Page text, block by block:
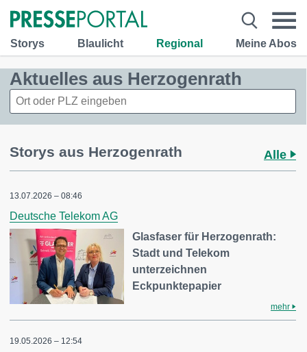
Storys Blaulicht Regional Meine Abos
Aktuelles aus Herzogenrath
Storys aus Herzogenrath Alle
13.07.2026 – 08:46
Deutsche Telekom AG
Glasfaser für Herzogenrath:
Stadt und Telekom
unterzeichnen
Eckpunktepapier
mehr
19.05.2026 – 12:54